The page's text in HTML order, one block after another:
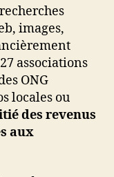
dés
demain
images,
associations
ONG
locales ou
des revenus
aux